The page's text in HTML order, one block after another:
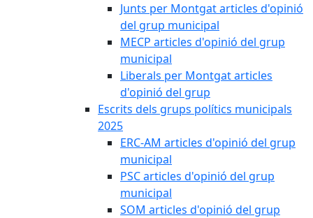
Junts per Montgat articles d'opinió
del grup municipal
MECP articles d'opinió del grup
municipal
Liberals per Montgat articles
d'opinió del grup
Escrits dels grups polítics municipals
2025
ERC-AM articles d'opinió del grup
municipal
PSC articles d'opinió del grup
municipal
SOM articles d'opinió del grup